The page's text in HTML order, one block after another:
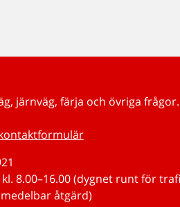
järnväg, färja och övriga frågor.
8.00–16.00 (dygnet runt för
åtgärd)